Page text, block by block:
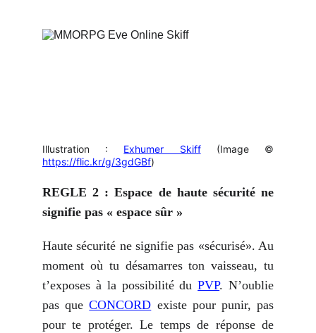
Illustration : Exhumer Skiff(Image ©
https://flic.kr/g/3gdGBf)
REGLE 2 : Espace de haute sécurité ne
signifie pas « espace sûr »
Haute sécurité ne signifie pas «sécurisé». Au
moment où tu désamarres ton vaisseau, tu
t’exposes à la possibilité duPVP. N’oublie
pas queCONCORD existe pour punir, pas
pour te protéger. Le temps de réponse de